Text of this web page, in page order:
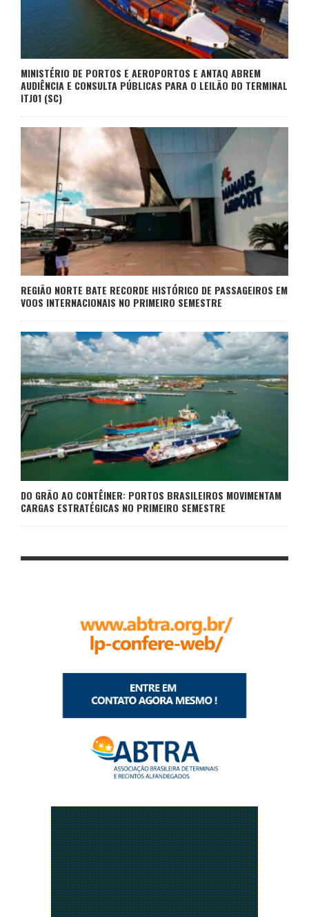
MINISTÉRIO DE PORTOS E AEROPORTOS E ANTAQ ABREM
AUDIÊNCIA E CONSULTA PÚBLICAS PARA O LEILÃO DO TERMINAL
ITJ01 (SC)
REGIÃO NORTE BATE RECORDE HISTÓRICO DE PASSAGEIROS EM
VOOS INTERNACIONAIS NO PRIMEIRO SEMESTRE
DO GRÃO AO CONTÊINER: PORTOS BRASILEIROS MOVIMENTAM
CARGAS ESTRATÉGICAS NO PRIMEIRO SEMESTRE